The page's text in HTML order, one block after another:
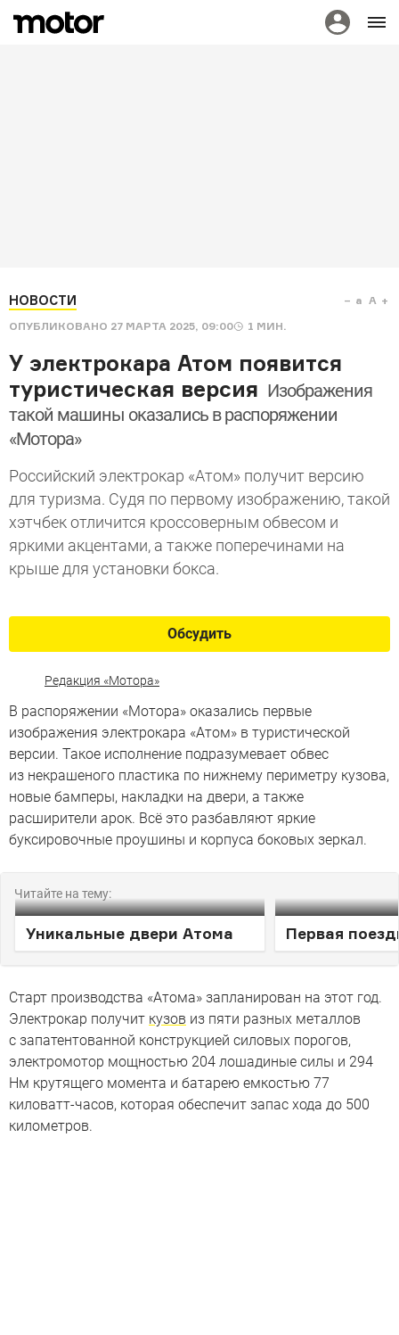
НОВОСТИ
ОПУБЛИКОВАНО 27 МАРТА 2025, 09:00 1 МИН.
a A
У электрокара Атом появится
туристическая версия Изображения
такой машины оказались в распоряжении
«Мотора»
Российский электрокар «Атом» получит версию
для туризма. Судя по первому изображению, такой
хэтчбек отличится кроссоверным обвесом и
яркими акцентами, а также поперечинами на
крыше для установки бокса.
Обсудить
Редакция «Мотора»
В распоряжении «Мотора» оказались первые
изображения электрокара «Атом» в туристической
версии. Такое исполнение подразумевает обвес
из некрашеного пластика по нижнему периметру кузова,
новые бамперы, накладки на двери, а также
расширители арок. Всё это разбавляют яркие
буксировочные проушины и корпуса боковых зеркал.
Читайте на тему:
Уникальные двери Атома Первая
Старт производства «Атома» запланирован на этот год.
Электрокар получит кузов из пяти разных металлов
с запатентованной конструкцией силовых порогов,
электромотор мощностью 204 лошадиные силы и 294
Нм крутящего момента и батарею емкостью 77
киловатт-часов, которая обеспечит запас хода до 500
километров.